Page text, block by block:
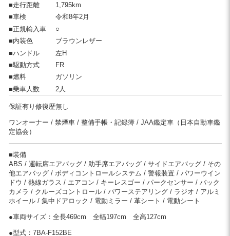
■走行距離
1,795km
■車検
令和8年2月
■正規輸入車
○
■内装色
ブラウンレザー
■ハンドル
左H
■駆動方式
FR
■燃料
ガソリン
■乗車人数
2人
保証有り修復歴無し
ワンオーナー 禁煙車 整備手帳・記録簿
JAA鑑定車（日本自動車鑑
定協会）
■装備
ABS
運転席エアバッグ 助手席エアバッグ サイドエアバッグ
その
他エアバッグ
ボディコントロールシステム 警報装置
パワーウイン
ドウ
熱線ガラス エアコン キーレスゴー パークセンサー
バック
カメラ
クルーズコントロール パワーステアリング ラジオ
アルミ
ホイール
集中ドアロック 電動ミラー 革シート 電動シート
●車両サイズ： 全長469cm 全幅197cm 全高127cm
●型式：7BA-F152BE